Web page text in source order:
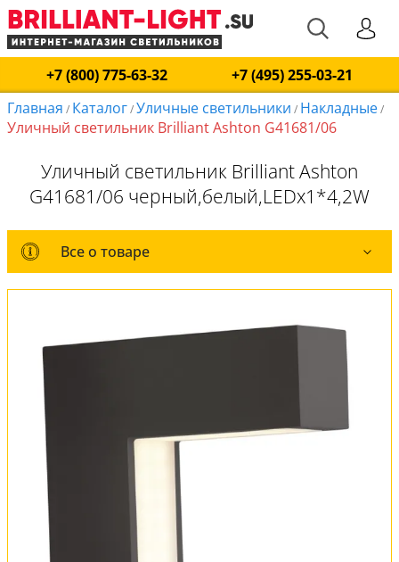
+7 (800) 775-63-32
+7 (495) 255-03-21
Главная / Каталог/Уличные светильники / Накладные/
Уличный светильник Brilliant Ashton G41681/06
Уличный светильник Brilliant Ashton
G41681/06 черный,белый,LEDx1*4,2W
Все о товаре
Все о товаре
Комплект лампочек
Обмен и возврат